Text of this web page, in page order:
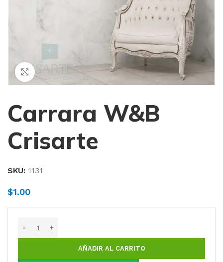
Haga Click para agrandar
Carrara W&B
Crisarte
SKU: 1131
$1.00
AÑADIR AL CARRITO